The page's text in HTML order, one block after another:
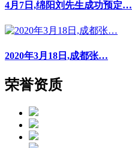
4月7日,绵阳刘先生成功预定…
2020年3月18日,成都张…
荣誉资质